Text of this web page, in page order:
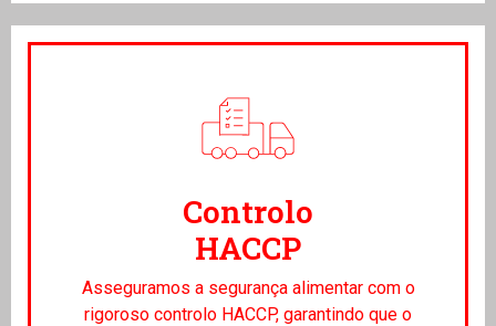
Controlo
HACCP
Asseguramos a segurança alimentar com o
rigoroso controlo HACCP, garantindo que o